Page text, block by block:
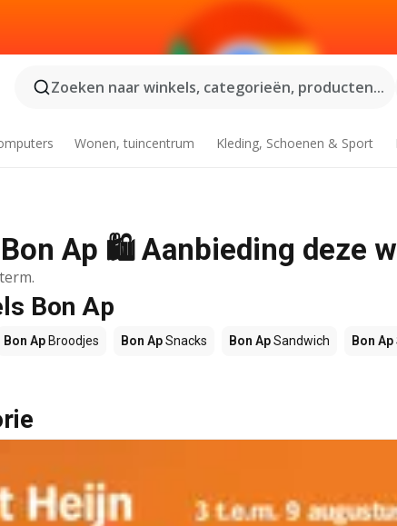
Zoeken naar winkels, categorieën, producten...
Wonen, tuincentrum Kleding, Schoenen & Sport
Ap 🛍️ Aanbieding deze
Bon Ap
Bon Ap Broodjes Bon ApSnacks Bon ApSandwich Bon Ap